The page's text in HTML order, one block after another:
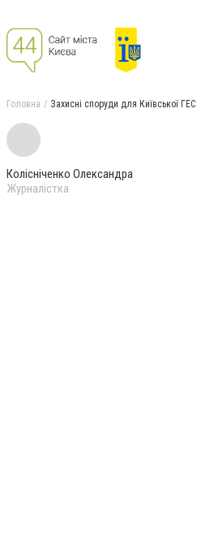
Головна Захисні споруди для Київської
Колісніченко Олександра
Журналістка